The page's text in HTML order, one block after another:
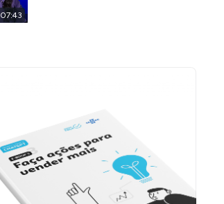
07:43